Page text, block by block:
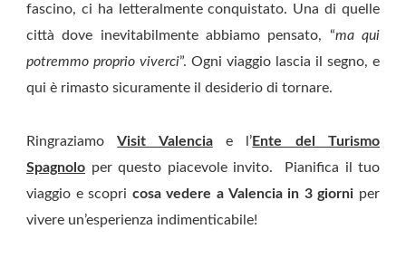
fascino, ci ha letteralmente conquistato. Una di quelle
città dove inevitabilmente abbiamo pensato, “ma qui
potremmo proprio viverci”. Ogni viaggio lascia il segno, e
qui è rimasto sicuramente il desiderio di tornare.
RingraziamoVisit Valenciae l’Ente del Turismo
Spagnolo per questo piacevole invito. Pianifica il tuo
viaggio e scopri cosa vedere a Valencia in 3 giorni per
vivere un’esperienza indimenticabile!